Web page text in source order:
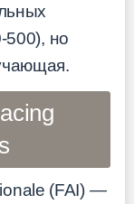
500), но
(FAI) —